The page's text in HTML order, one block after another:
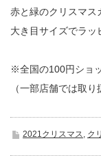
赤と緑のクリスマス
大き目サイズでラッ
※全国の100円ショ
（一部店舗では取
2021クリスマス, ク